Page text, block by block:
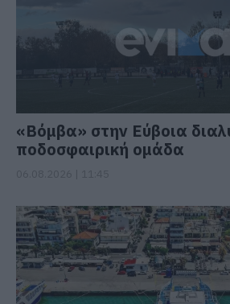
«Βόμβα» στην Εύβοια
ποδοσφαιρική ομάδα